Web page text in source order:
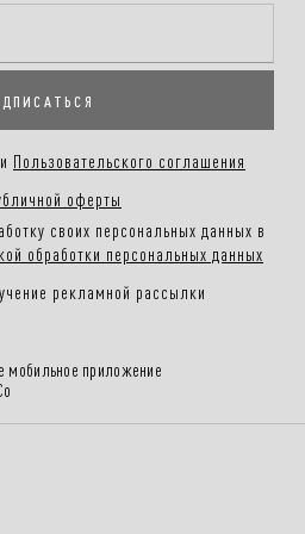
или картой при получении
Пользовательского соглашения
оферты
своих персональных данных в
обработки персональных данных
рекламной рассылки
мобильное приложение